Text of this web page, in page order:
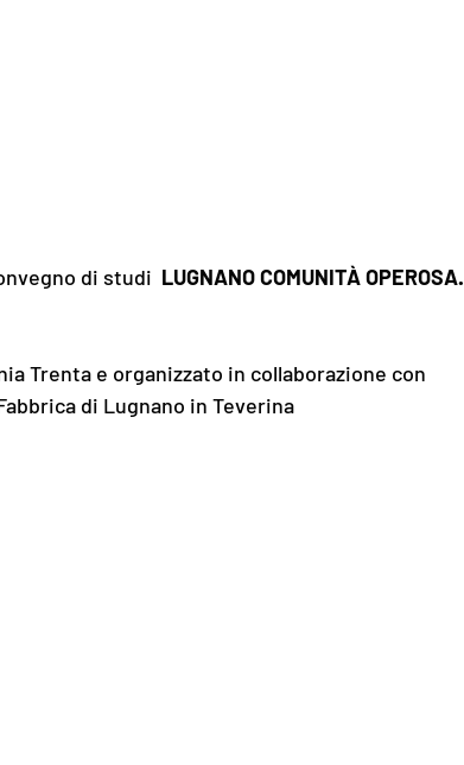
di studi LUGNANO COMUNITÀ OPEROSA.
Trenta e organizzato in collaborazione con
di Lugnano in Teverina